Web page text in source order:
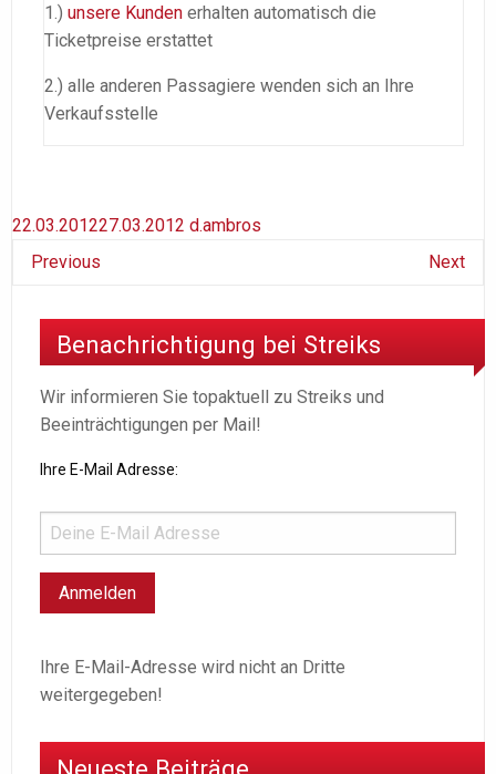
1.) unsere Kunden erhalten automatisch die
Ticketpreise erstattet
2.) alle anderen Passagiere wenden sich an Ihre
Verkaufsstelle
22.03.201227.03.2012 d.ambros
Previous
Next
Benachrichtigung bei Streiks
Wir informieren Sie topaktuell zu Streiks und
Beeinträchtigungen per Mail!
Ihre E-Mail Adresse:
Ihre E-Mail-Adresse wird nicht an Dritte
weitergegeben!
Neueste Beiträge